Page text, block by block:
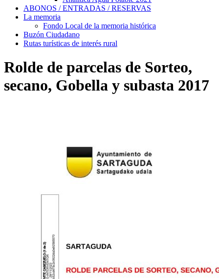
ABONOS / ENTRADAS / RESERVAS
La memoria
Fondo Local de la memoria histórica
Buzón Ciudadano
Rutas turísticas de interés rural
Rolde de parcelas de Sorteo,
secano, Gobella y subasta 2017